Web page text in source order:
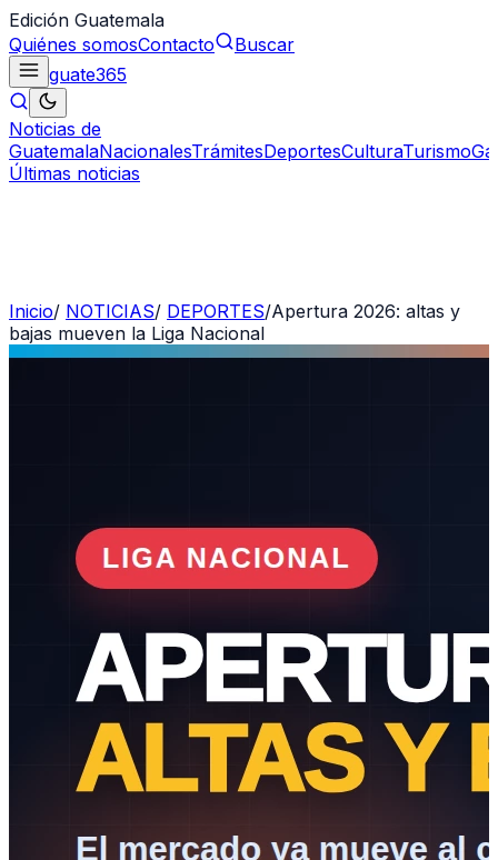
Edición Guatemala
Quiénes somosContacto
Buscar
guate365
Noticias de
GuatemalaNacionalesTrámitesDeportesCulturaTurismo
Últimas noticias
Inicio/ NOTICIAS/ DEPORTES/Apertura 2026: altas y
bajas mueven la Liga Nacional